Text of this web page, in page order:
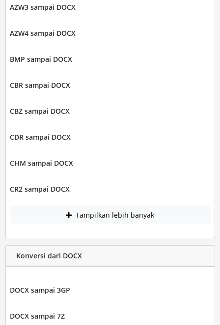
AZW3 sampai DOCX
AZW4 sampai DOCX
BMP sampai DOCX
CBR sampai DOCX
CBZ sampai DOCX
CDR sampai DOCX
CHM sampai DOCX
CR2 sampai DOCX
Tampilkan lebih banyak
Konversi dari DOCX
DOCX sampai 3GP
DOCX sampai 7Z